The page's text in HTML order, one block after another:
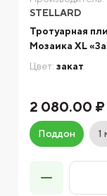
STELLARD
Тротуарная
Мозаика XL
Цвет: закат
2 080.00 ₽
Поддон 1